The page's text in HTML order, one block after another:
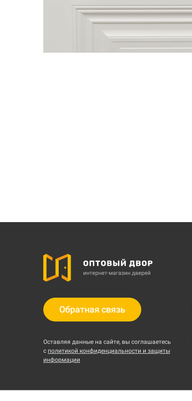
Обратная связь
Оставляя данные на сайте, вы соглашаетесь
с политикой конфиденциальности и защиты
информации